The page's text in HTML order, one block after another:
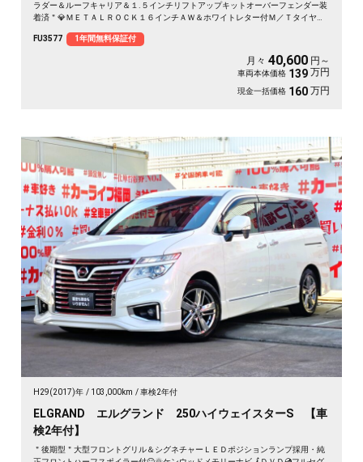
ラダー＆ルーフキャリア＆１.５インチリフトアップキットオーバーフェンダー装
着済＂💎ＭＥＴＡＬＲＯＣＫ１６インチＡＷ＆ホワイトレター付Ｍ／Ｔタイヤ装
イドドアで乗り降り楽々快適🚪高速走行はクルーズコントロールで楽々運転🏁純
正ＨＤＤナビ🗾ＤＶＤ💿地デジフルセグＴＶ📺走行中映像視聴可能👀
FU3577 1年間無料保証付
月々 40,600 円～
車両本体価格 139 万円
現金一括価格 160 万円
H29(2017)年 103,000km 車検2年付
ELGRAND エルグランド 250ハイウェイスターS 【車
検2年付】
＂後期型＂大型フロントグリル＆シグネチャーＬＥＤポジションランプ採用・純